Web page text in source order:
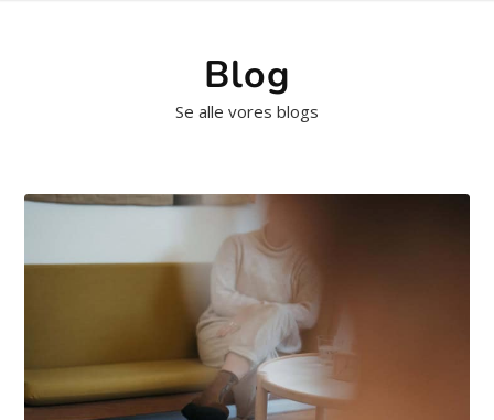
Blog
Se alle vores blogs